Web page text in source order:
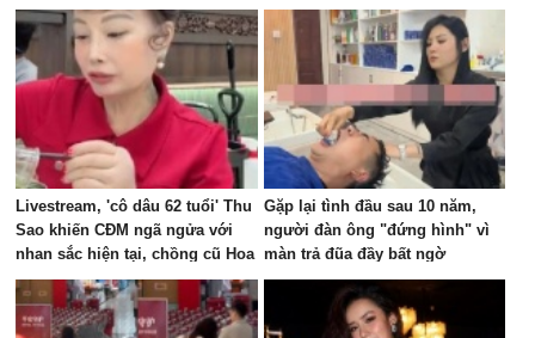
Livestream, 'cô dâu 62 tuổi' Thu
Sao khiến CĐM ngã ngửa với
nhan sắc hiện tại, chồng cũ Hoa
Cương bị réo tên
Gặp lại tình đầu sau 10 năm,
người đàn ông "đứng hình" vì
màn trả đũa đầy bất ngờ